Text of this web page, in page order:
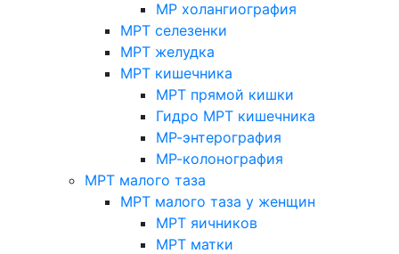
МР холангиография
МРТ селезенки
МРТ желудка
МРТ кишечника
МРТ прямой кишки
Гидро МРТ кишечника
МР-энтерография
МР-колонография
МРТ малого таза
МРТ малого таза у женщин
МРТ яичников
МРТ матки